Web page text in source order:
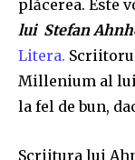
plăcerea. Este
lui Stefan
Litera.
Millenium al lui
la fel de bun,
Scriitura lui